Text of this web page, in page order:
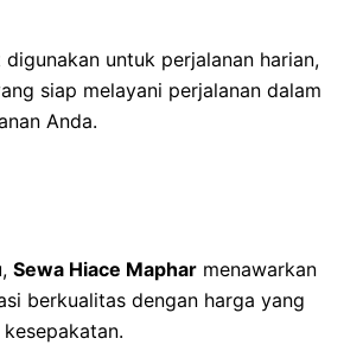
untuk perjalanan harian,
siap melayani perjalanan dalam
Anda.
Sewa Hiace Maphar menawarkan
berkualitas dengan harga yang